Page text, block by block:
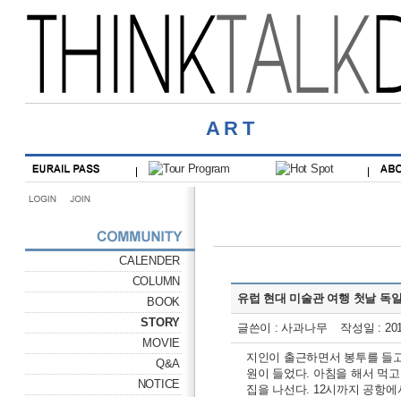
ART
CALENDER
COLUMN
BOOK
STORY
MOVIE
Q&A
NOTICE
유럽 현대 미술관 여행 첫날 독
글쓴이 : 사과나무 작성일 :
지인이 출근하면서 봉투를 들
원이 들었다. 아침을 해서 먹
집을 나선다. 12시까지 공항